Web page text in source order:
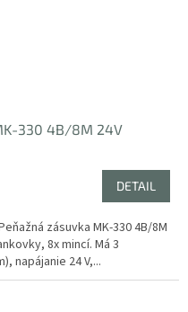
330 4B/8M 24V
DETAIL
zásuvka MK-330 4B/8M
8x mincí. Má 3
napájanie 24 V,...